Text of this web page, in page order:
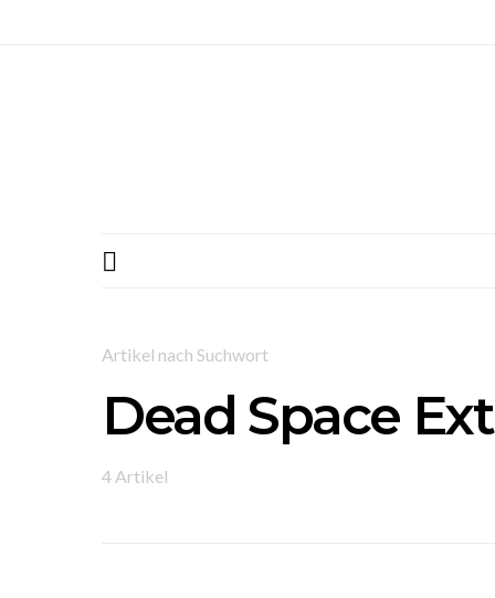
Artikel nach Suchwort
Dead Space
4 Artikel